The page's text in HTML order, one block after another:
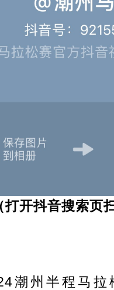
打开抖音搜索页
潮州半程马